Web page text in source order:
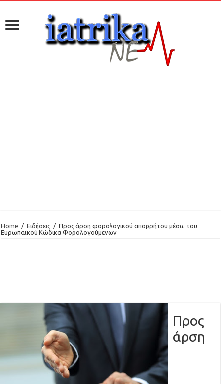
Home / Ειδήσεις / Προς άρση φορολογικού απορρήτου μέσω του
Ευρωπαϊκού Κώδικα Φορολογούμενων
Προς
άρση